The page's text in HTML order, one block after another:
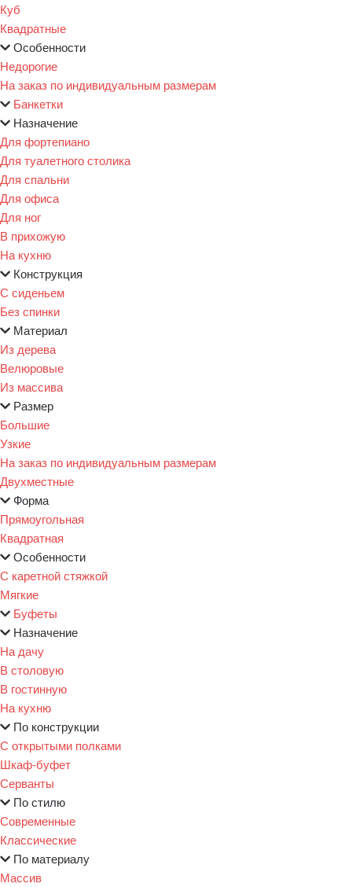
Куб
Квадратные
Особенности
Недорогие
На заказ по индивидуальным размерам
Банкетки
Назначение
Для фортепиано
Для туалетного столика
Для спальни
Для офиса
Для ног
В прихожую
На кухню
Конструкция
С сиденьем
Без спинки
Материал
Из дерева
Велюровые
Из массива
Размер
Большие
Узкие
На заказ по индивидуальным размерам
Двухместные
Форма
Прямоугольная
Квадратная
Особенности
С каретной стяжкой
Мягкие
Буфеты
Назначение
На дачу
В столовую
В гостинную
На кухню
По конструкции
С открытыми полками
Шкаф-буфет
Серванты
По стилю
Современные
Классические
По материалу
Массив